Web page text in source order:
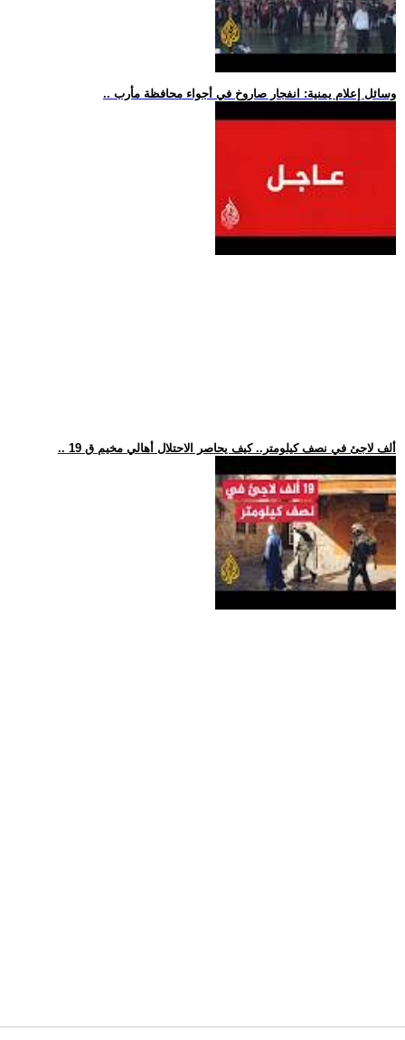
.. وسائل إعلام يمنية: انفجار صاروخ في أجواء محافظة مأرب
.. 19 ألف لاجئ في نصف كيلومتر.. كيف يحاصر الاحتلال أهالي مخيم ق